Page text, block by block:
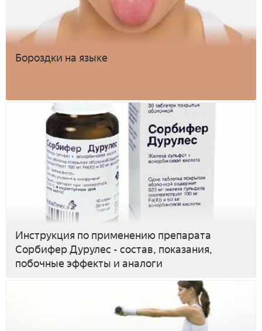
Бороздки на языке
Инструкция по применению препарата
Сорбифер Дурулес - состав, показания,
побочные эффекты и аналоги